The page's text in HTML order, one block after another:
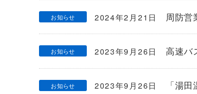
周防営
2024年2月21日
お知らせ
高速バ
2023年9月26日
お知らせ
「湯
2023年9月26日
お知らせ